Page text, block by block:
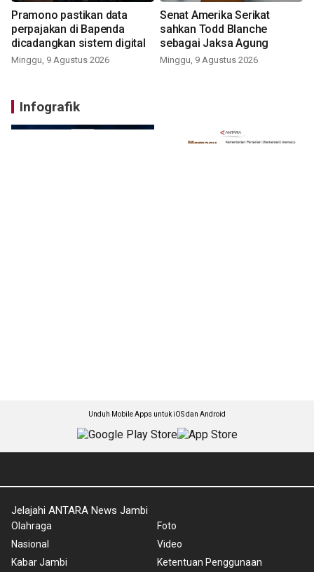
Pramono pastikan data
perpajakan di Bapenda
dicadangkan sistem digital
Minggu, 9 Agustus 2026
Senat Amerika Serikat
sahkan Todd Blanche
sebagai Jaksa Agung
Minggu, 9 Agustus 2026
Infografik
Unduh Mobile Apps untuk iOS dan Android
Jelajahi ANTARA News Jambi
Olahraga
Nasional
Kabar Jambi
Foto
Video
Ketentuan Penggunaan